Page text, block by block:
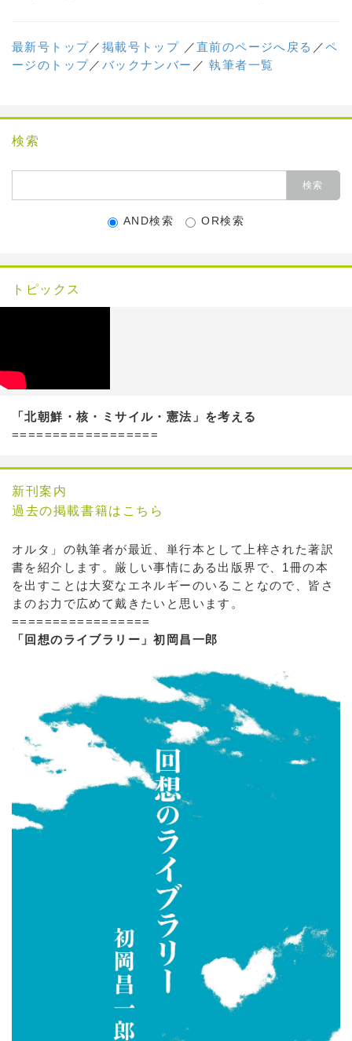
最新号トップ／ 掲載号トップ ／直前のページへ戻る ／ペ
ージのトップ／ バックナンバー ／執筆者一覧
検索
AND検索 OR検索
トピックス
「北朝鮮・核・ミサイル・憲法」を考える
==================
新刊案内
過去の掲載書籍はこちら
オルタ」の執筆者が最近、単行本として上梓された著訳
書を紹介します。厳しい事情にある出版界で、1冊の本
を出すことは大変なエネルギーのいることなので、皆さ
まのお力で広めて戴きたいと思います。
=================
「回想のライブラリー」初岡昌一郎